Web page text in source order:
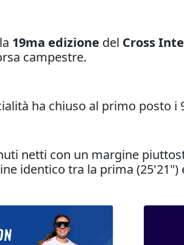
19ma edizione del Cross
campestre.
ha chiuso al primo posto
netti con un margine
identico tra la prima